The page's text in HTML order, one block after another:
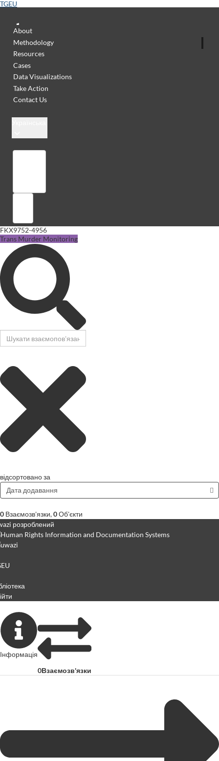
TGEU
About
Methodology
Resources
Cases
Data Visualizations
Take Action
Contact Us
FKX9752-4956
Trans Murder Monitoring
відсортовано за
Дата додавання
0 Взаємозв'язки,0Об'єкти
розроблений
Інформація
0Взаємозв'язки